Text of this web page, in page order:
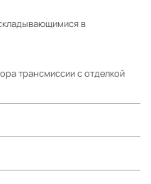
в
трансмиссии с отделкой